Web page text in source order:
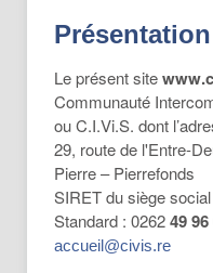
Présentation
Le présent site
Communauté
ou C.I.Vi.S. dont
29, route de l'Entre-
Pierre – Pierrefonds
SIRET du siège
Standard : 026249 96
accueil@civis.re